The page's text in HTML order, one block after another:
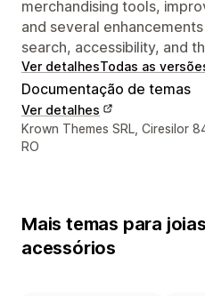
merchandising tools,
and several
search, accessibility, and
Ver detalhesTodas as
Documentação de temas
Ver detalhes
Detalhes de contacto do
Krown Themes SRL, Ciresilor
RO
Mais temas para
acessórios